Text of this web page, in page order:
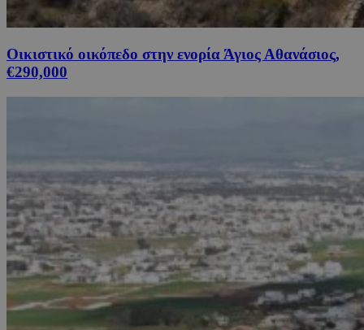
Οικιστικό οικόπεδο στην ενορία Άγιος Αθανάσιος,
€290,000